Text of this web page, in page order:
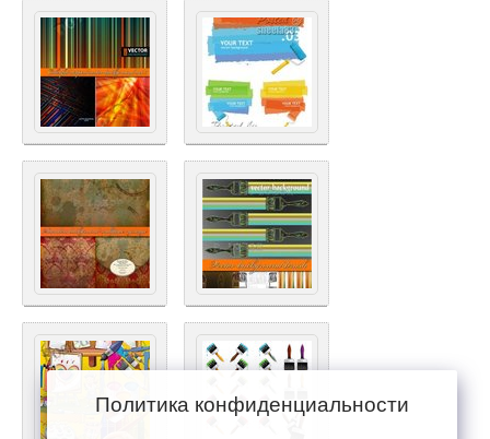
Политика конфиденциальности